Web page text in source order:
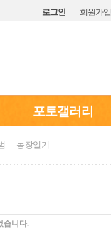
로그인 회원가입
포토갤러리
농장일기
습니다.